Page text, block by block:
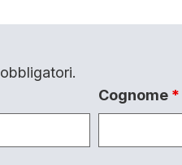
Cognome *